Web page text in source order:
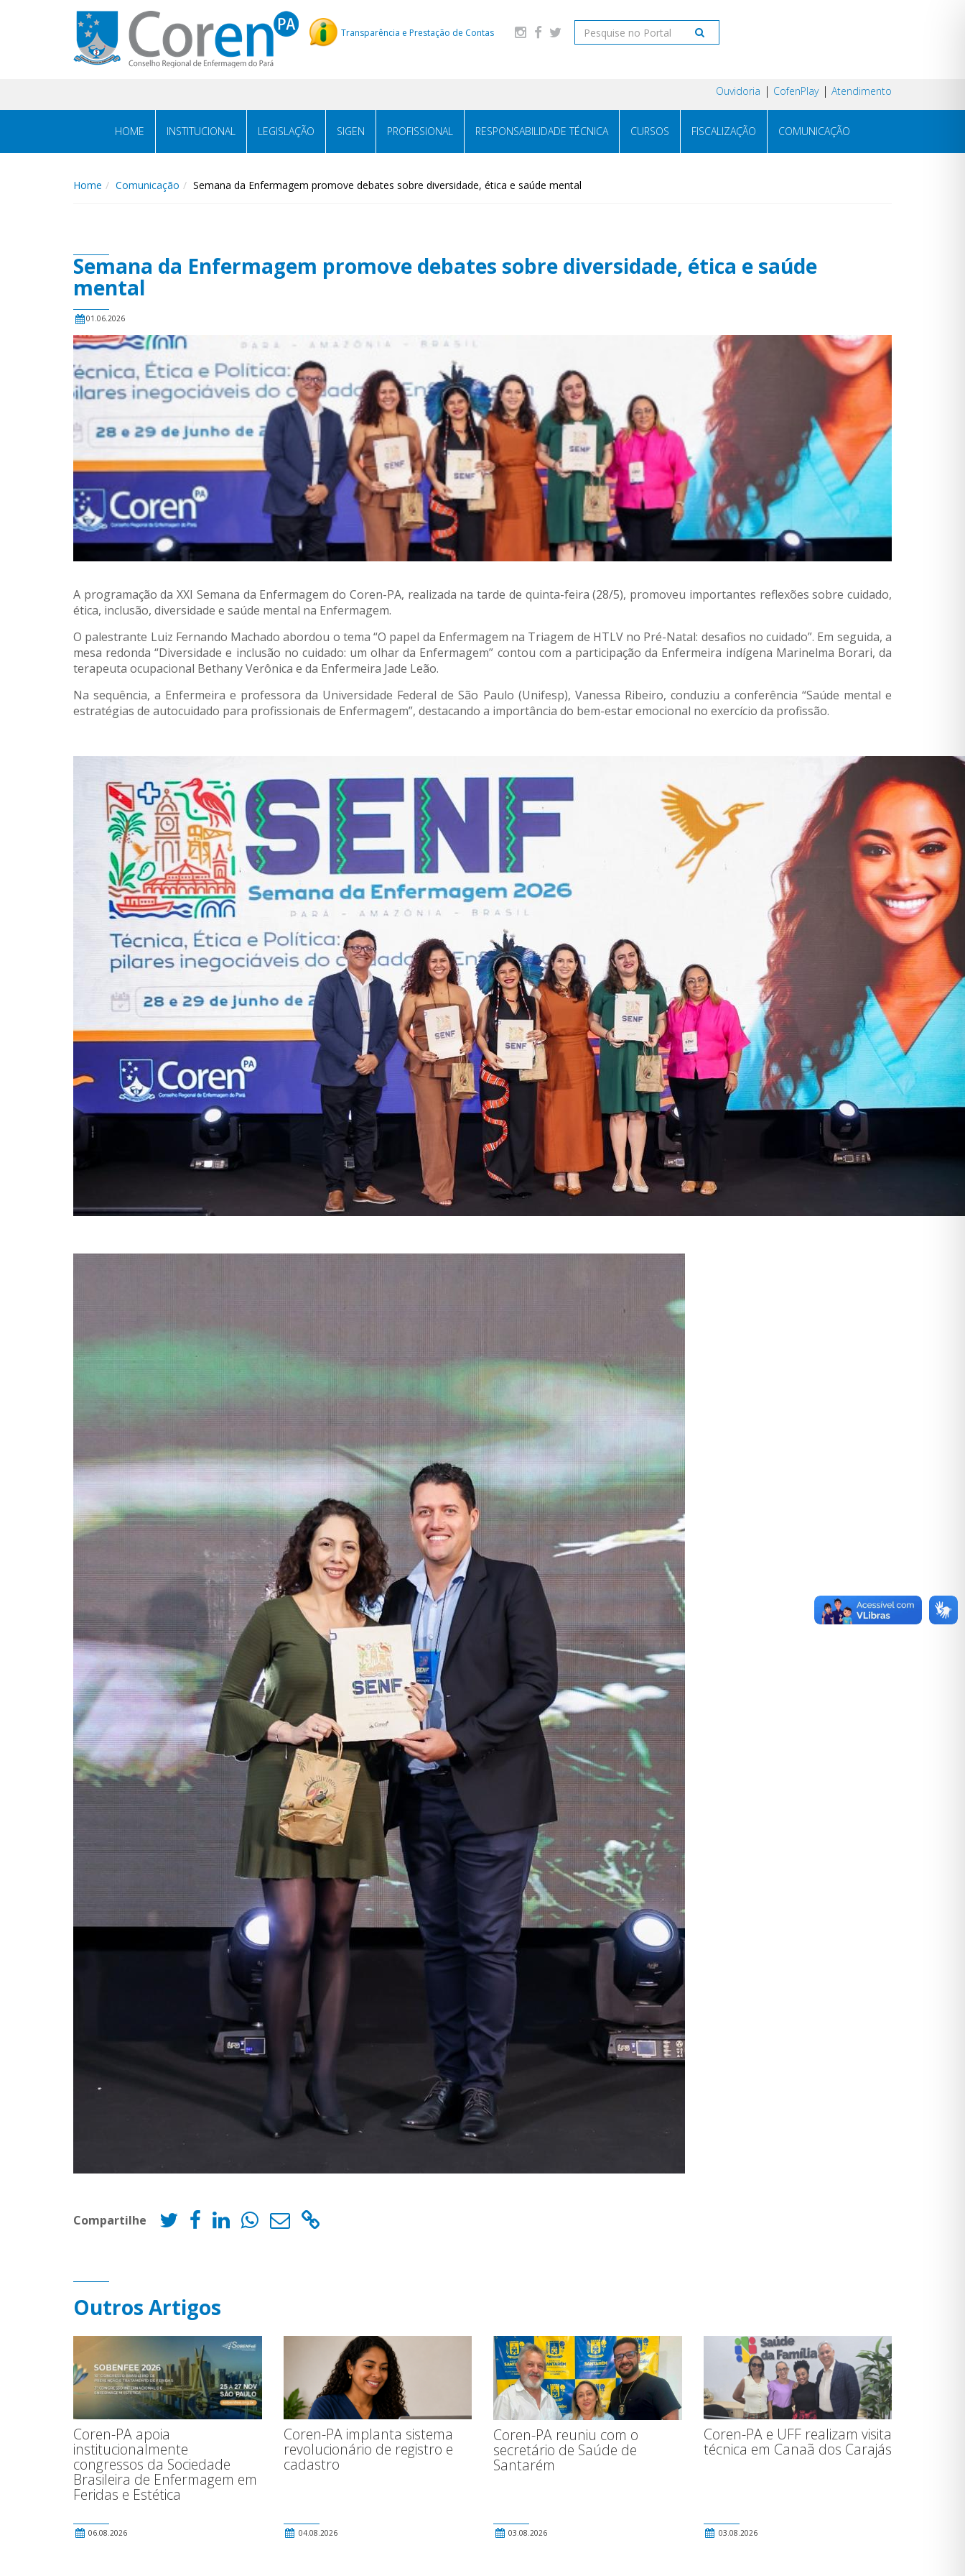
Transparência e Prestação de Contas
Ouvidoria CofenPlay Atendimento
HOME INSTITUCIONAL LEGISLAÇÃO SIGEN PROFISSIONAL RESPONSABILIDADE TÉCNICA CURSOS FISCALIZAÇÃO COMUNICAÇÃO
Home Comunicação Semana da Enfermagem promove debates sobre diversidade, ética e saúde mental
Semana da Enfermagem promove debates sobre diversidade, ética e saúde
mental
01.06.2026
A programação da XXI Semana da Enfermagem do Coren-PA, realizada na tarde de quinta-feira (28/5), promoveu importantes reflexões sobre cuidado,
ética, inclusão, diversidade e saúde mental na Enfermagem.
O palestrante Luiz Fernando Machado abordou o tema “O papel da Enfermagem na Triagem de HTLV no Pré-Natal: desafios no cuidado”. Em seguida, a
mesa redonda “Diversidade e inclusão no cuidado: um olhar da Enfermagem” contou com a participação da Enfermeira indígena Marinelma Borari, da
terapeuta ocupacional Bethany Verônica e da Enfermeira Jade Leão.
Na sequência, a Enfermeira e professora da Universidade Federal de São Paulo (Unifesp), Vanessa Ribeiro, conduziu a conferência “Saúde mental e
estratégias de autocuidado para profissionais de Enfermagem”, destacando a importância do bem-estar emocional no exercício da profissão.
Compartilhe
Outros Artigos
Coren-PA apoia
institucionalmente
congressos da Sociedade
Brasileira de Enfermagem em
Feridas e Estética
06.08.2026
Coren-PA implanta sistema
revolucionário de registro e
cadastro
04.08.2026
Coren-PA reuniu com o
secretário de Saúde de
Santarém
03.08.2026
Coren-PA e UFF realizam visita
técnica em Canaã dos Carajás
03.08.2026